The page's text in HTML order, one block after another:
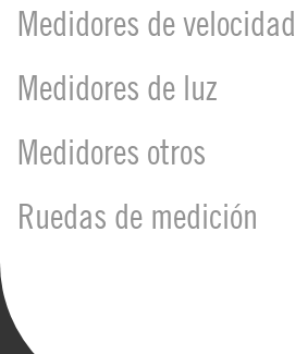
Medidores de velocidad
Medidores de luz
Medidores otros
Ruedas de medición